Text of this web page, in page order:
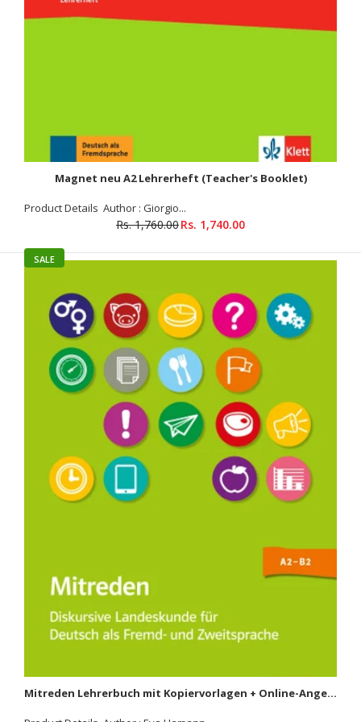
Product Details Author : Gerassimos Tsigantes Binding
Language : German Level : B1.1 Market : Ages 11-14...
Magnet neu A2 Lehrerheft (Teacher's Booklet)
Magnet neu A2 Lehrerheft (Teacher's Booklet)
Product Details Author : Giorgio...
Rs. 1,760.00Rs. 1,740.00
SALE
Mitreden Lehrerbuch mit Kopiervorlagen + Online-Angebot